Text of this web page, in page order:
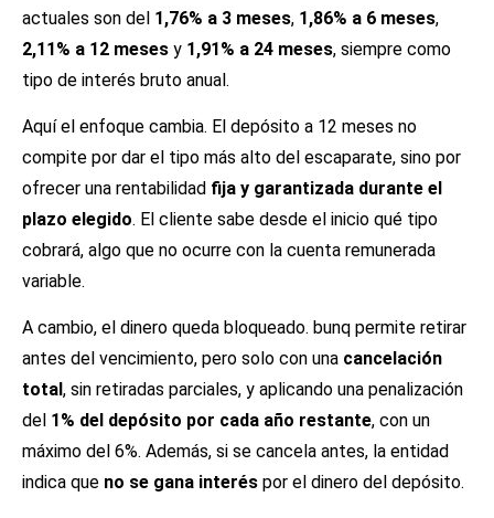
actuales son del 1,76% a 3 meses, 1,86% a 6 meses,
2,11% a 12 meses y 1,91% a 24 meses, siempre como
tipo de interés bruto anual.
Aquí el enfoque cambia. El depósito a 12 meses no
compite por dar el tipo más alto del escaparate, sino por
ofrecer una rentabilidad fija y garantizada durante el
plazo elegido. El cliente sabe desde el inicio qué tipo
cobrará, algo que no ocurre con la cuenta remunerada
variable.
A cambio, el dinero queda bloqueado. bunq permite retirar
antes del vencimiento, pero solo con una cancelación
total , sin retiradas parciales, y aplicando una penalización
del 1% del depósito por cada año restante, con un
máximo del 6%. Además, si se cancela antes, la entidad
indica que no se gana interés por el dinero del depósito.